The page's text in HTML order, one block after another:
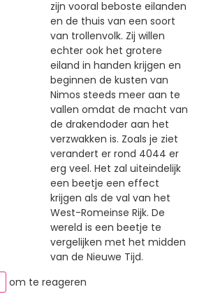
zijn vooral beboste eilanden
en de thuis van een soort
van trollenvolk. Zij willen
echter ook het grotere
eiland in handen krijgen en
beginnen de kusten van
Nimos steeds meer aan te
vallen omdat de macht van
de drakendoder aan het
verzwakken is. Zoals je ziet
verandert er rond 4044 er
erg veel. Het zal uiteindelijk
een beetje een effect
krijgen als de val van het
West-Romeinse Rijk. De
wereld is een beetje te
vergelijken met het midden
van de Nieuwe Tijd.
om te reageren